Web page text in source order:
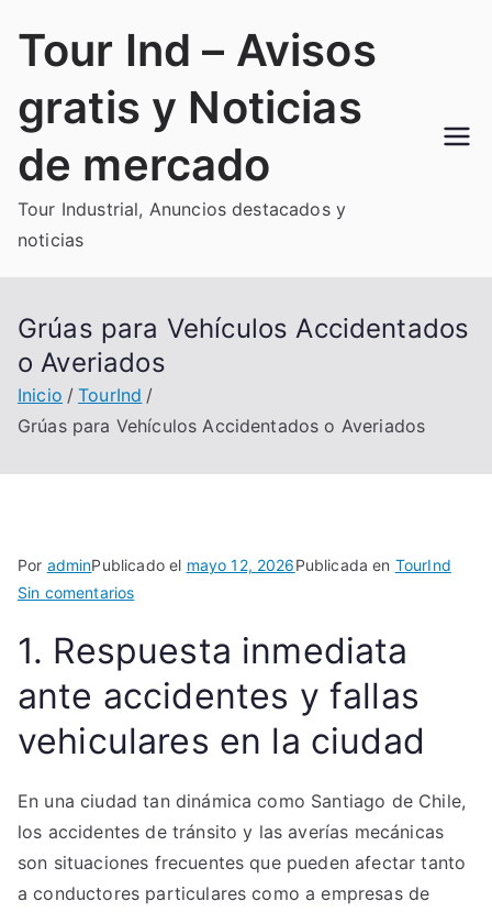
Tour Ind – Avisos
gratis y Noticias
de mercado
Tour Industrial, Anuncios destacados y
noticias
Grúas para Vehículos Accidentados
o Averiados
Inicio
TourInd
Grúas para Vehículos Accidentados o Averiados
Por adminPublicado el mayo 12, 2026Publicada en TourInd
Sin comentariosen
para
Accidentados
o
Averiados
1. Respuesta inmediata
ante accidentes y fallas
vehiculares en la ciudad
En una ciudad tan dinámica como Santiago de Chile,
los accidentes de tránsito y las averías mecánicas
son situaciones frecuentes que pueden afectar tanto
a conductores particulares como a empresas de